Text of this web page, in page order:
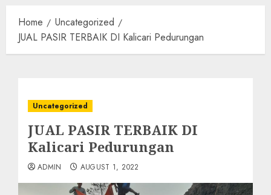
Home
Uncategorized
JUAL PASIR TERBAIK DI Kalicari Pedurungan
Uncategorized
JUAL PASIR TERBAIK DI
Kalicari Pedurungan
ADMIN AUGUST 1, 2022